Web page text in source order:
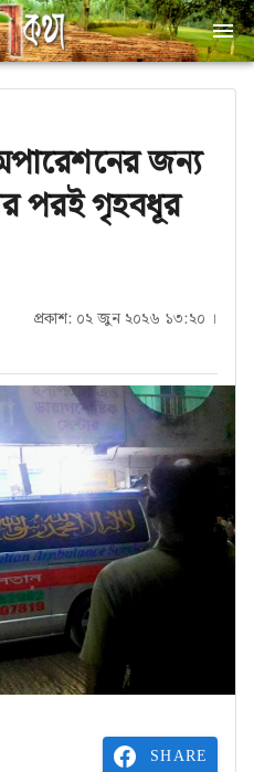
জন্য
পরই গৃহবধূর
প্রকাশ: ০২ জুন ২০২৬ ১৩:২০ ।
SHARE